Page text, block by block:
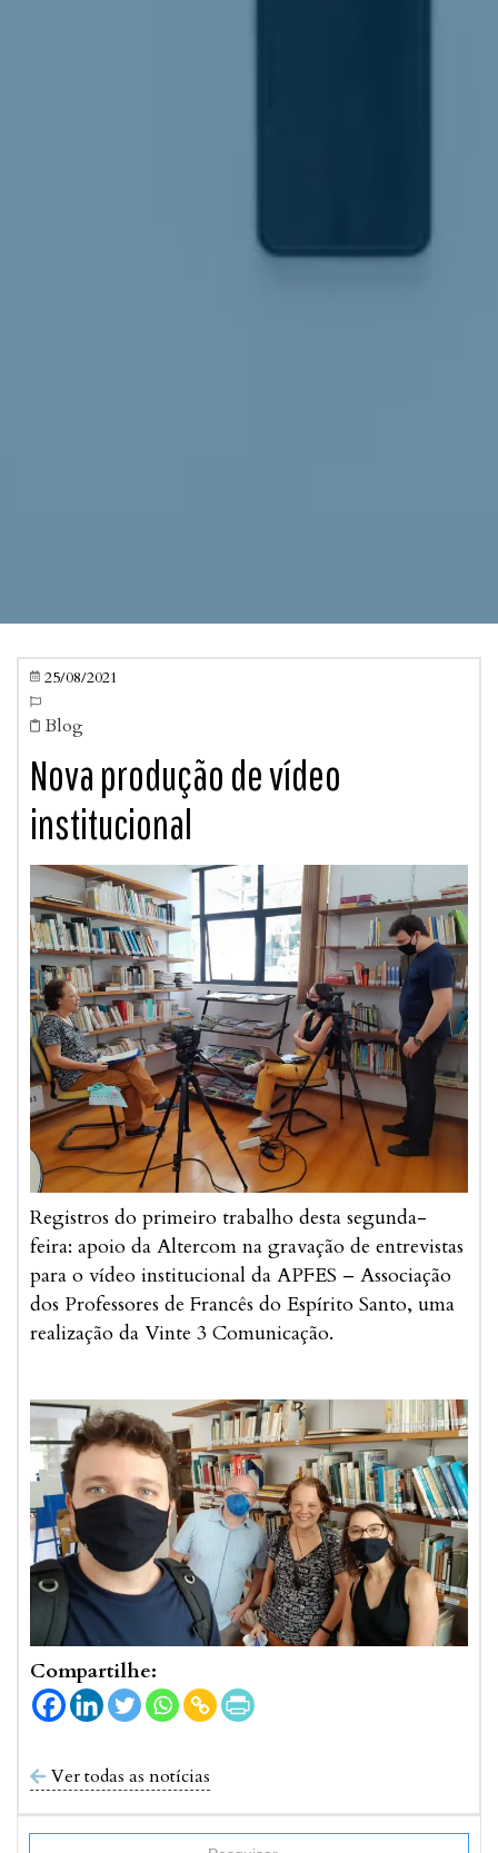
 25/08/2021

 Blog
Nova produção de vídeo
institucional
Registros do primeiro trabalho desta segunda-
feira: apoio da Altercom na gravação de entrevistas
para o vídeo institucional da APFES – Associação
dos Professores de Francês do Espírito Santo, uma
realização da Vinte 3 Comunicação.
Compartilhe:
 Ver todas as notícias